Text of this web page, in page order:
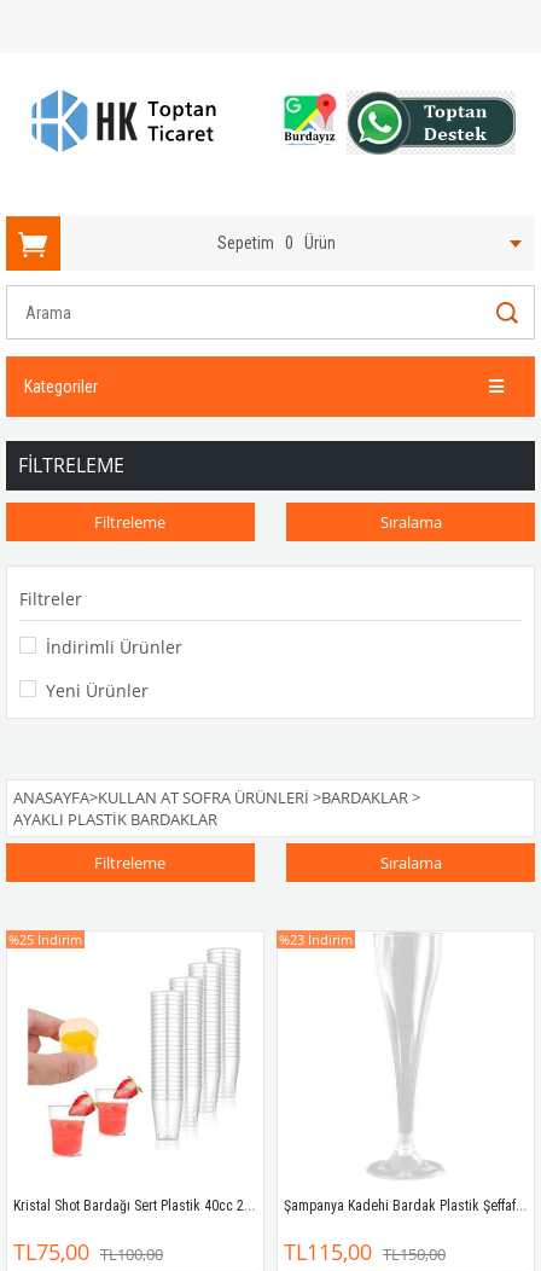
Sepetim 0 Ürün
Kategoriler
FILTRELEME
Filtreleme Sıralama
Filtreler
İndirimli Ürünler
Yeni Ürünler
ANASAYFA>KULLAN AT SOFRA ÜRÜNLERI >BARDAKLAR>
AYAKLI PLASTIK BARDAKLAR
Filtreleme
Sıralama
Kristal Shot Bardağı Sert Plastik 40cc 20'li
TL75,00 TL100,00
%25 İndirim
Şampanya Kadehi Bardak Plastik Şeffaf 120 ml 6'lı
TL115,00 TL150,00
%23 İndirim